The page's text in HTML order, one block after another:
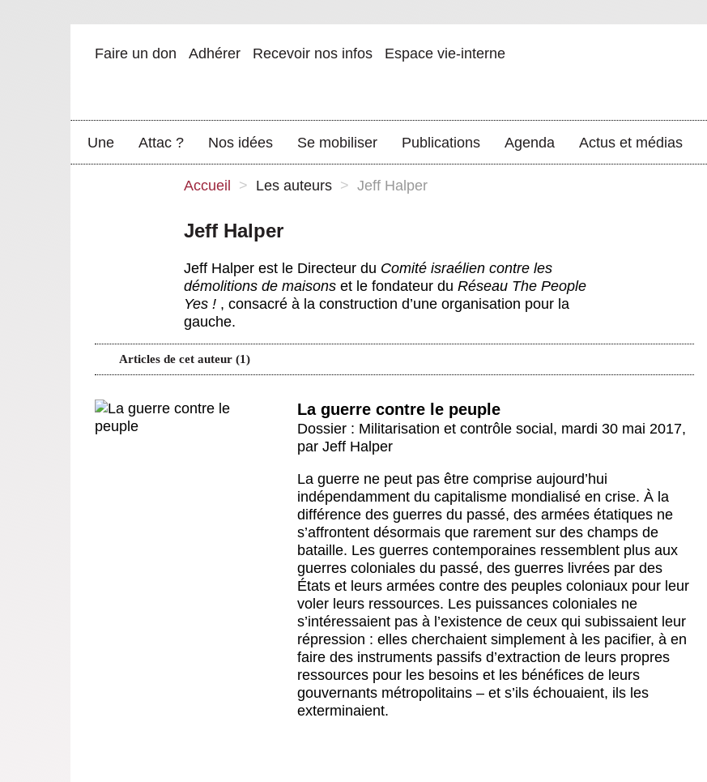
Faire un don Adhérer Recevoir nos infos Espace vie-interne
Une Attac ? Nos idées Se mobiliser Publications Agenda Actus et médias
Accueil > Les auteurs > Jeff Halper
Jeff Halper
Jeff Halper est le Directeur du Comité israélien contre les
démolitions de maisons et le fondateur du Réseau The People
Yes ! , consacré à la construction d’une organisation pour la
gauche.
Articles de cet auteur (1)
La guerre contre le peuple
Dossier : Militarisation et contrôle social , mardi 30 mai 2017,
par Jeff Halper
La guerre ne peut pas être comprise aujourd’hui
indépendamment du capitalisme mondialisé en crise. À la
différence des guerres du passé, des armées étatiques ne
s’affrontent désormais que rarement sur des champs de
bataille. Les guerres contemporaines ressemblent plus aux
guerres coloniales du passé, des guerres livrées par des
États et leurs armées contre des peuples coloniaux pour leur
voler leurs ressources. Les puissances coloniales ne
s’intéressaient pas à l’existence de ceux qui subissaient leur
répression : elles cherchaient simplement à les pacifier, à en
faire des instruments passifs d’extraction de leurs propres
ressources pour les besoins et les bénéfices de leurs
gouvernants métropolitains – et s’ils échouaient, ils les
exterminaient.